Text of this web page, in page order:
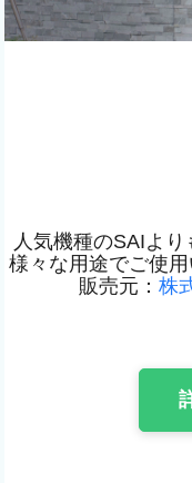
人気機種のSAIよ
様々な用途でご使
販売元： 株